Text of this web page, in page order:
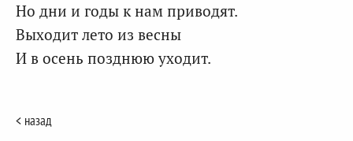
Но дни и годы к нам приводят.
Выходит лето из весны
И в осень позднюю уходит.
< назад